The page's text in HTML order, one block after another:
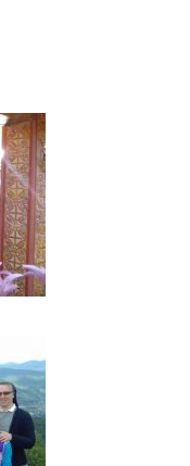
Дім Милосердя
Сестер Чину
здоров’я